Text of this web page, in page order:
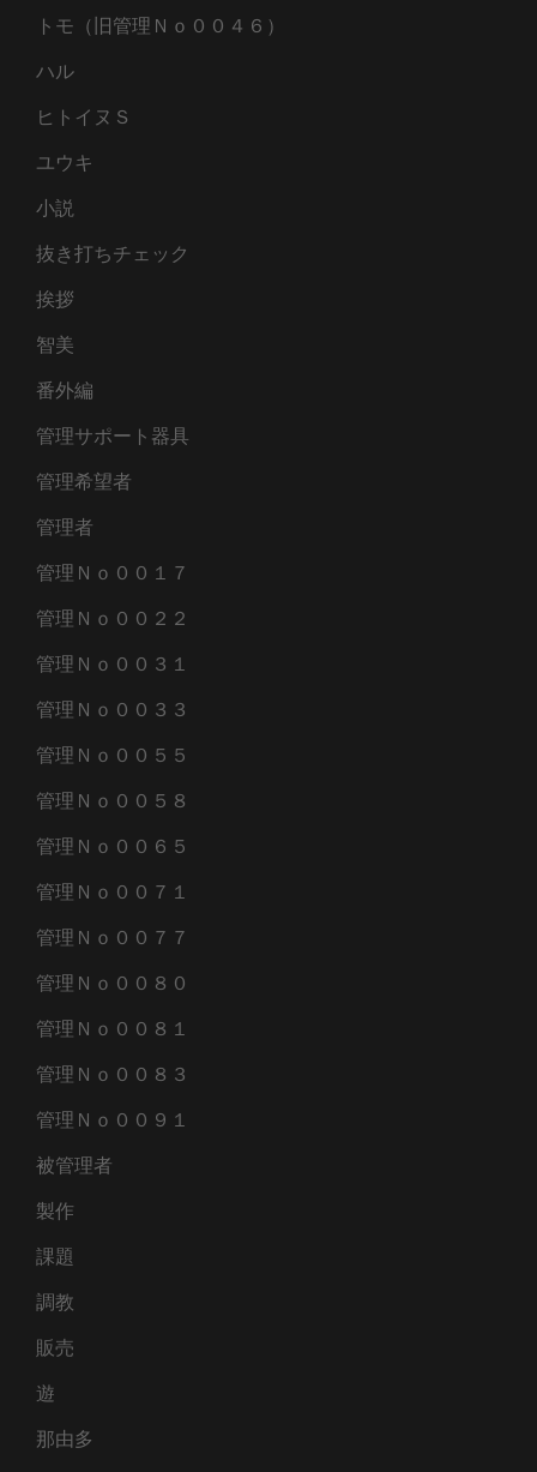
トモ（旧管理Ｎｏ００４６）
ハル
ヒトイヌＳ
ユウキ
小説
抜き打ちチェック
挨拶
智美
番外編
管理サポート器具
管理希望者
管理者
管理Ｎｏ００１７
管理Ｎｏ００２２
管理Ｎｏ００３１
管理Ｎｏ００３３
管理Ｎｏ００５５
管理Ｎｏ００５８
管理Ｎｏ００６５
管理Ｎｏ００７１
管理Ｎｏ００７７
管理Ｎｏ００８０
管理Ｎｏ００８１
管理Ｎｏ００８３
管理Ｎｏ００９１
被管理者
製作
課題
調教
販売
遊
那由多